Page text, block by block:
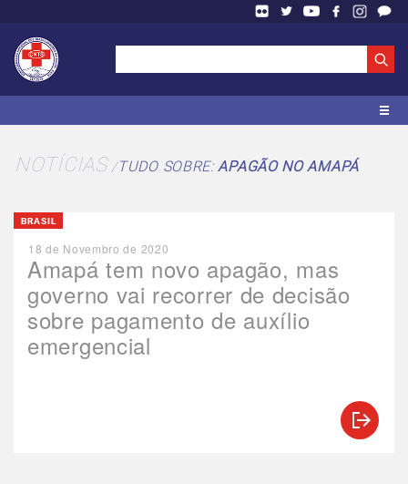
NOTÍCIAS TUDO SOBRE:APAGÃO NO AMAPÁ
Amapá tem novo apagão, mas
governo vai recorrer de decisão
sobre pagamento de auxílio
emergencial
BRASIL
18 de Novembro de 2020